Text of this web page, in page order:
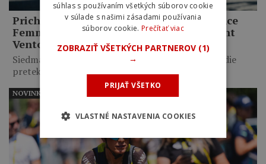
Prichádza najťažšia skúška Tour de France
Femmes. Favoritky čaká legendárny Mont
Ventoux
Siedma etapa Tour de France Femmes 2026 privedie
pretekárky na…
NOVINKY
súhlas s používaním všetkých súborov cookie
v súlade s našimi zásadami používania
súborov cookie. Prečítať viac
ZOBRAZIŤ VŠETKÝCH PARTNEROV (1)
→
PRIJAŤ VŠETKO
VLASTNÉ NASTAVENIA COOKIES